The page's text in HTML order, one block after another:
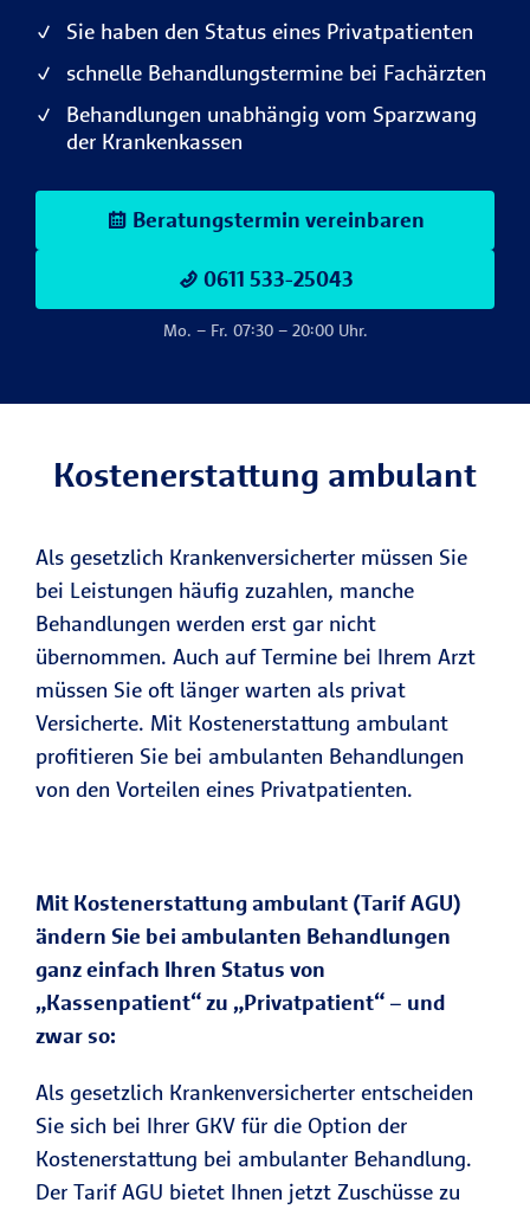
Sie haben den Status eines Privatpatienten
schnelle Behandlungstermine bei Fachärzten
Behandlungen unabhängig vom Sparzwang
der Krankenkassen
Beratungstermin vereinbaren
0611 533-25043
Mo. – Fr. 07:30 – 20:00 Uhr.
Kostenerstattung ambulant
Als gesetzlich Krankenversicherter müssen Sie
bei Leistungen häufig zuzahlen, manche
Behandlungen werden erst gar nicht
übernommen. Auch auf Termine bei Ihrem Arzt
müssen Sie oft länger warten als privat
Versicherte. Mit Kostenerstattung ambulant
profitieren Sie bei ambulanten Behandlungen
von den Vorteilen eines Privatpatienten.
Mit Kostenerstattung ambulant (Tarif AGU)
ändern Sie bei ambulanten Behandlungen
ganz einfach Ihren Status von
„Kassenpatient“ zu „Privatpatient“ – und
zwar so:
Als gesetzlich Krankenversicherter entscheiden
Sie sich bei Ihrer GKV für die Option der
Kostenerstattung bei ambulanter Behandlung.
Der Tarif AGU bietet Ihnen jetzt Zuschüsse zu